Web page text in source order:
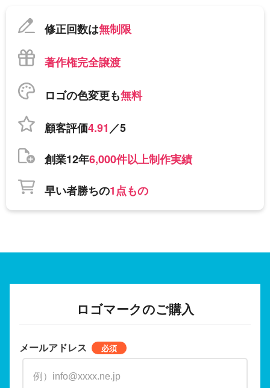
修正回数は無制限
著作権完全譲渡
ロゴの色変更も無料
顧客評価4.91／5
創業12年6,000件以上制作実績
早い者勝ちの1点もの
ロゴマークのご購入
メールアドレス